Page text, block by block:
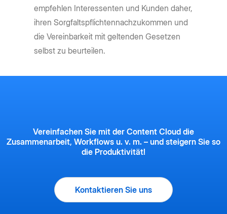
empfehlen Interessenten und Kunden daher,
ihren Sorgfaltspflichtennachzukommen und
die Vereinbarkeit mit geltenden Gesetzen
selbst zu beurteilen.
Vereinfachen Sie mit der Content Cloud die
Zusammenarbeit, Workflows u. v. m. – und steigern Sie so
die Produktivität!
Kontaktieren Sie uns